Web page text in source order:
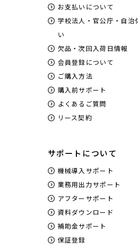
お支払いについて
学校法人・官公庁・自治
い
欠品・次回入荷日情報
会員登録について
ご購入方法
購入前サポート
よくあるご質問
リース契約
サポートについて
機械導入サポート
業務用出力サポート
アフターサポート
資料ダウンロード
補助金サポート
保証登録